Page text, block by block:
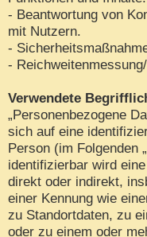
- Beantwortung von
mit Nutzern.
-
-
Verwendete
„Personenbezogene
sich auf eine
Person (im Folgenden
identifizierbar wird
direkt oder indirekt,
einer Kennung wie
zu Standortdaten, zu
oder zu einem oder